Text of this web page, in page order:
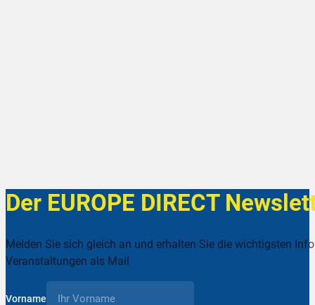
Der EUROPE DIRECT
Melden Sie sich gleich an und erhalten Sie die wichtigsten
Veranstaltungen als Mail
Vorname